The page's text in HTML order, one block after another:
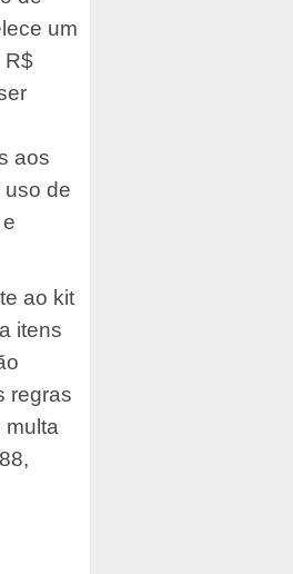
um
R$
aos
uso de
ao kit
itens
regras
multa